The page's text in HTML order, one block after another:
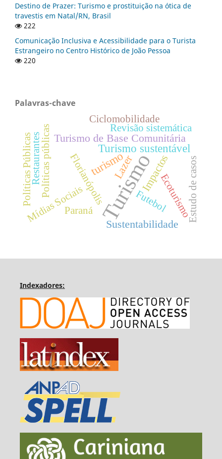
Destino de Prazer: Turismo e prostituição na ótica de
travestis em Natal/RN, Brasil
222
Comunicação Inclusiva e Acessibilidade para o Turista
Estrangeiro no Centro Histórico de João Pessoa
220
Palavras-chave
Turismo
Turismo sustentável
turismo Impactos
Lazer
Sustentabilidade
Turismo de Base Comunitária
Ecoturismo
Florianópolis
Mídias Sociais
Políticas públicas
Restaurantes
Paraná
Políticas Públicas Futebol
Revisão sistemática
Ciclomobilidade
Estudo de casos
Indexadores: